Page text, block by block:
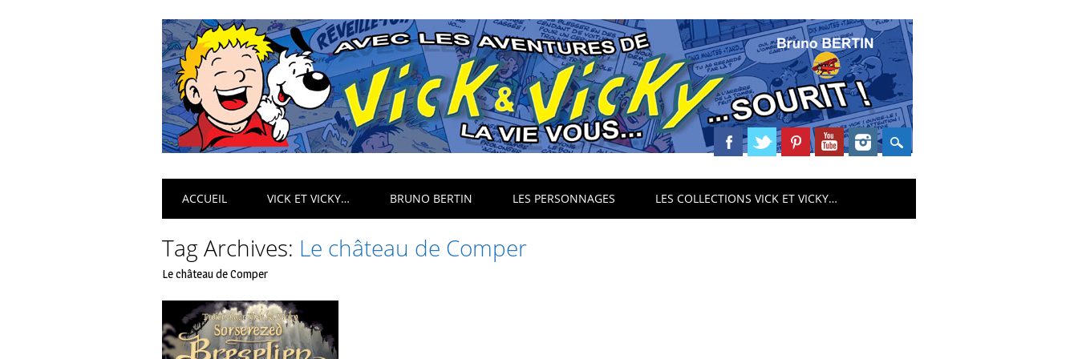
Main menu
ACCUEIL VICK ET VICKY… BRUNO BERTIN LES PERSONNAGES LES COLLECTIONS VICK ET VICKY…
Tag Archives: Le château de Comper
Le château de Comper